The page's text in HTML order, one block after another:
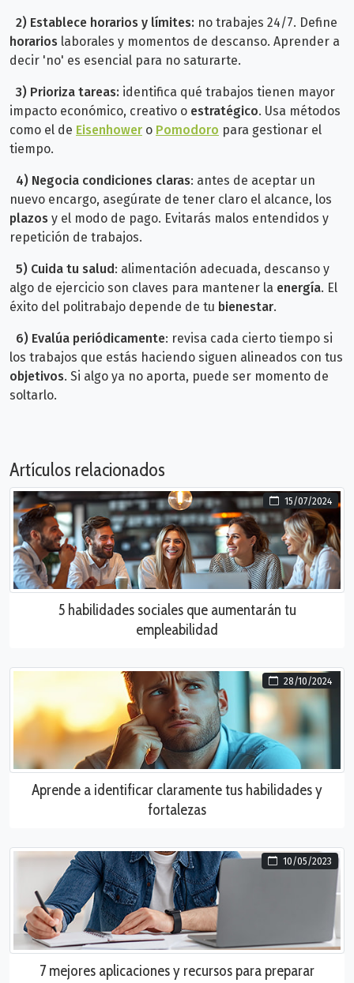
2) Establece horarios y límites: no trabajes 24/7. Define
horarios laborales y momentos de descanso. Aprender a
decir 'no' es esencial para no saturarte.
3) Prioriza tareas: identifica qué trabajos tienen mayor
impacto económico, creativo o estratégico. Usa métodos
como el de Eisenhower o Pomodoro para gestionar el
tiempo.
4) Negocia condiciones claras: antes de aceptar un
nuevo encargo, asegúrate de tener claro el alcance, los
plazos y el modo de pago. Evitarás malos entendidos y
repetición de trabajos.
5) Cuida tu salud: alimentación adecuada, descanso y
algo de ejercicio son claves para mantener la energía. El
éxito del politrabajo depende de tu bienestar.
6) Evalúa periódicamente: revisa cada cierto tiempo si
los trabajos que estás haciendo siguen alineados con tus
objetivos. Si algo ya no aporta, puede ser momento de
soltarlo.
Artículos relacionados
15/07/2024
5 habilidades sociales que aumentarán tu
empleabilidad
28/10/2024
Aprende a identificar claramente tus habilidades y
fortalezas
10/05/2023
7 mejores aplicaciones y recursos para preparar